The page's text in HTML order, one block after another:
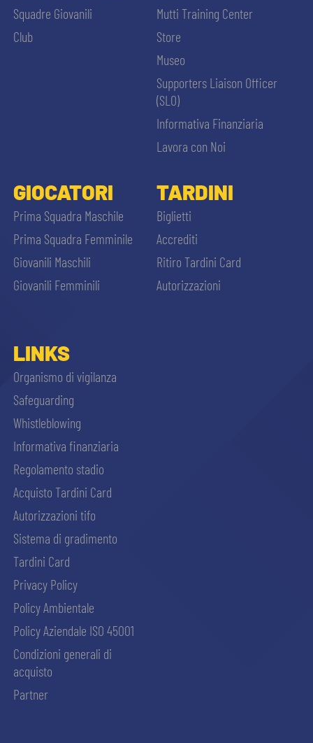
Squadre Giovanili
Club
Mutti Training Center
Store
Museo
Supporters Liaison Officer
(SLO)
Informativa Finanziaria
Lavora con Noi
GIOCATORI
Prima Squadra Maschile
Prima Squadra Femminile
Giovanili Maschili
Giovanili Femminili
TARDINI
Biglietti
Accrediti
Ritiro Tardini Card
Autorizzazioni
LINKS
Organismo di vigilanza
Safeguarding
Whistleblowing
Informativa finanziaria
Regolamento stadio
Acquisto Tardini Card
Autorizzazioni tifo
Sistema di gradimento
Tardini Card
Privacy Policy
Policy Ambientale
Policy Aziendale ISO 45001
Condizioni generali di
acquisto
Partner